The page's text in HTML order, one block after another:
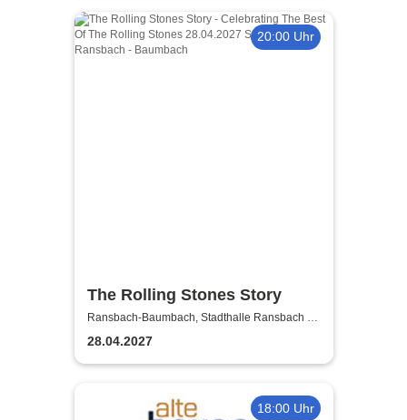
20:00 Uhr
The Rolling Stones Story
Ransbach-Baumbach, Stadthalle Ransbach -
Baumbach
28.04.2027
18:00 Uhr